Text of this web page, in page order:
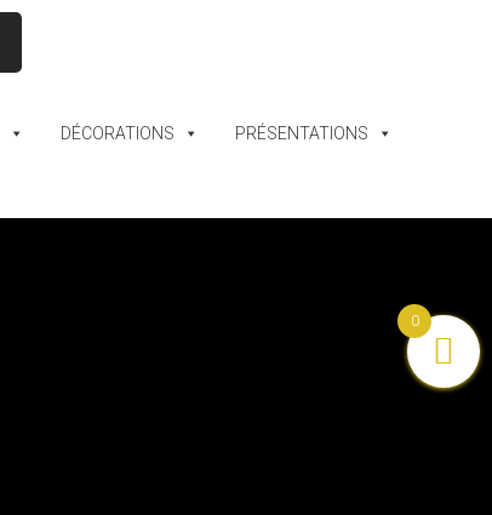
DÉCORATIONS PRÉSENTATIONS
0